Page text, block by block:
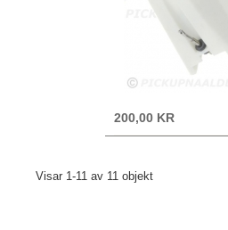
200,00 KR
Visar 1-11 av 11 objekt